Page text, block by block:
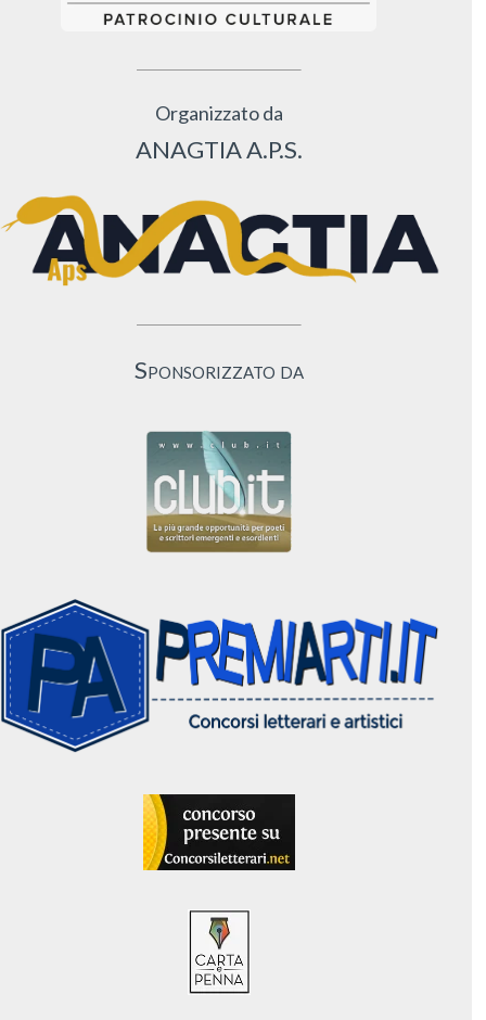
Organizzato da
ANAGTIA A.P.S.
Sponsorizzato da